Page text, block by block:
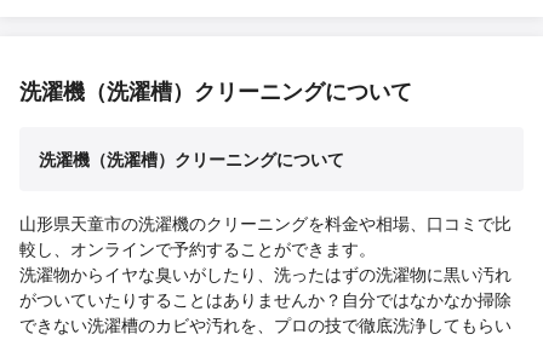
洗濯機（洗濯槽）クリーニングについて
洗濯機（洗濯槽）クリーニングについて
山形県天童市の洗濯機のクリーニングを料金や相場、口コミで比
較し、オンラインで予約することができます。
洗濯物からイヤな臭いがしたり、洗ったはずの洗濯物に黒い汚れ
がついていたりすることはありませんか？自分ではなかなか掃除
できない洗濯槽のカビや汚れを、プロの技で徹底洗浄してもらい